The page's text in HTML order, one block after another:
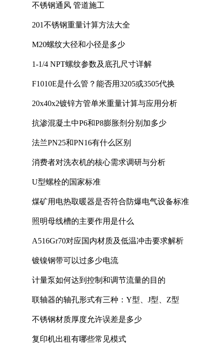
不锈钢通风 管道施工
201不锈钢重量计算方法大全
M20螺纹大径和小径是多少
1-1/4 NPT螺纹参数及底孔尺寸详解
F1010E是什么管？能否用3205或3505代换
20x40x2镀锌方管单米重量计算与应用分析
抗渗混凝土中P6和P8膨胀剂分别加多少
法兰PN25和PN16有什么区别
消费者对洗衣机的核心需求调研与分析
U型螺栓的国家标准
煤矿用电热取暖器是否符合防爆电气设备标准
照明母线槽的主要作用是什么
A516Gr70对应国内材质及低温冲击要求解析
镀镍钢带可以过多少电流
计量泵如何达到控制和调节流量的目的
联轴器的轴孔形式有三种：Y型、J型、Z型
不锈钢材质厚度允许误差是多少
复印机出租有哪些常见模式